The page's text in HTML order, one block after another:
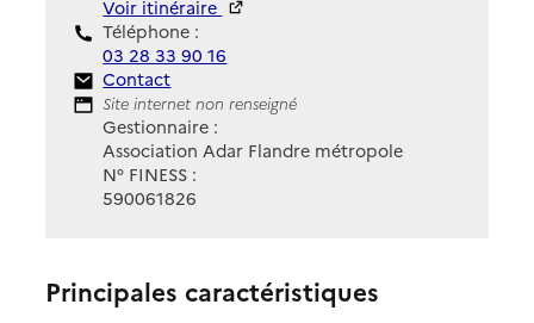
Voir itinéraire
Téléphone :
03 28 33 90 16
Contact
Contact
Site Internet
Site internet non renseigné
Gestionnaire :
Association Adar Flandre métropole
N° FINESS :
590061826
Principales caractéristiques